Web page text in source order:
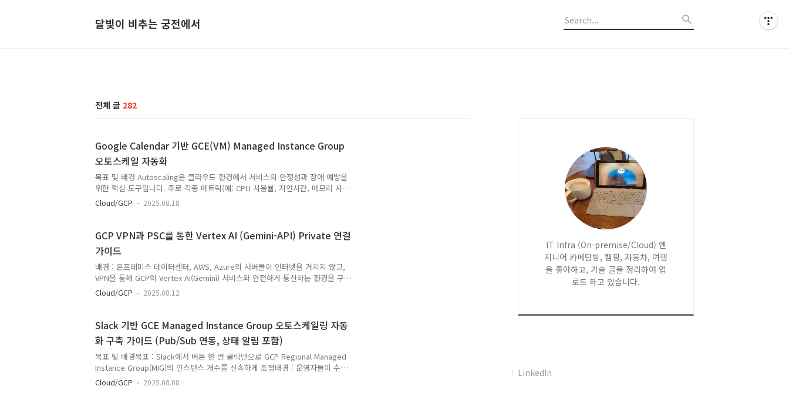
달빛이 비추는 궁전에서
전체 글 282
Google Calendar 기반 GCE(VM) Managed Instance Group
오토스케일 자동화
목표 및 배경 Autoscaling은 클라우드 환경에서 서비스의 안정성과 장애 예방을
위한 핵심 도구입니다. 주로 각종 메트릭(예: CPU 사용률, 지연시간, 메모리 사
용량 등)에 따라 인스턴스 수를 동적으로 조절하거나, 사전에 예약된 스케줄에
맞춰 리소스를 증설/감축하는 방식이 사용됩니다. 비즈니스 관점에서는, 특정 이
로 인스턴스 수를 조절하기도 합니다. 하지만 이는 PC 환경에 한정되거나 콘솔
에서의 작업이 필요하며 이에 절차가 번거로울 수 있습니다. 모바일 등 다양한
디바이스에서 손쉽게 접근 가능하고, 단순하게 관리할 수 있는 자동화 도구의 필
요성이 높아집니다. 이러한 요구를 충족시키기 위해, 본 문서에서는 Google
Cal..
Cloud/GCP 2025.08.18
GCP VPN과 PSC를 통한 Vertex AI (Gemini-API) Private 연결
가이드
배경 : 온프레미스 데이터센터, AWS, Azure의 서버들이 인터넷을 거치지 않고,
VPN을 통해 GCP의 Vertex AI(Gemini) 서비스와 안전하게 통신하는 환경을 구
축하는 기술 가이드입니다. Cloud VPN으로 네트워크를 연결하고 Private
Service Connect(PSC)를 이용해 비공개로 서비스를 호출하는 전체 구성 과정
력한 보안: 민감한 AI 트래픽을 공개 인터넷으로부터 완벽하게 격리합니다. 안정
적인 성능: Google 내부 네트워크를 이용해 API에 접속하므로, 일관된 성능과
낮은 지연 시간을 확보할 수 있습니다. 간결한 아키텍처: 복잡한 프록시나 NAT
게이트웨이 없이 온프레미스/타 퍼블릭 클..
Cloud/GCP 2025.08.12
Slack 기반 GCE Managed Instance Group 오토스케일링 자동
화 구축 가이드 (Pub/Sub 연동, 상태 알림 포함)
목표 및 배경목표 : Slack에서 버튼 한 번 클릭만으로 GCP Regional Managed
Instance Group(MIG)의 인스턴스 개수를 신속하게 조정배경 : 운영자들이 수동
으로 GCP 콘솔/명령어 대신, 더 친숙한 Slack 환경에서 증설·감소를 할 수 있도
록 함Pub/Sub 기반 비동기 아키텍처로 Cloud Run이 혹여 동작을 못하였다고
Cloud/GCP 2025.08.08
IT Infra (On-premise/Cloud) 엔
지니어 카페탐방, 캠핑, 자동차, 여행
을 좋아하고, 기술 글을 정리하여 업
로드 하고 있습니다.
페
LinkedIn